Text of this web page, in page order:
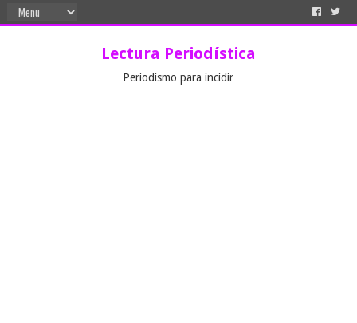
Lectura Periodística
Periodismo para incidir